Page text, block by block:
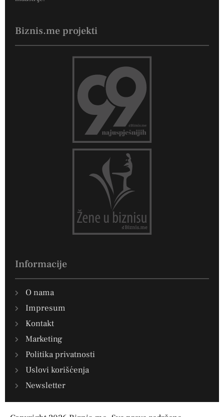
Biznis.me projekti
Informacije
O nama
Impresum
Kontakt
Marketing
Politika privatnosti
Uslovi korišćenja
Newsletter